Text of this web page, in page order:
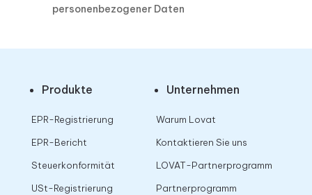
personenbezogener Daten
Produkte
EPR-Registrierung
EPR-Bericht
Steuerkonformität
USt-Registrierung
Unternehmen
Warum Lovat
Kontaktieren Sie uns
LOVAT-Partnerprogramm
Partnerprogramm